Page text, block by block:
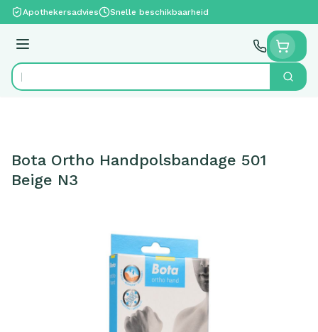
Ga naar de inhoud
Apothekersadvies Snelle beschikbaarheid
Menu
Product, merk, categorie... Zoek
Bota Ortho Handpolsbandage 501
Beige N3